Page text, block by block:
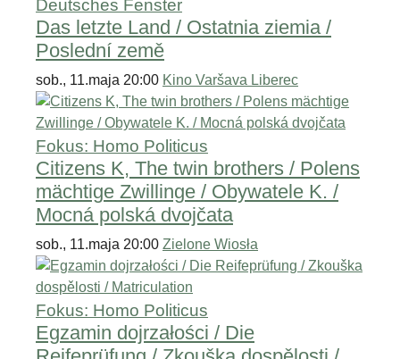
Deutsches Fenster
Das letzte Land / Ostatnia ziemia /
Poslední země
sob., 11.maja 20:00 Kino Varšava Liberec
Fokus: Homo Politicus
Citizens K, The twin brothers / Polens
mächtige Zwillinge / Obywatele K. /
Mocná polská dvojčata
sob., 11.maja 20:00 Zielone Wiosła
Fokus: Homo Politicus
Egzamin dojrzałości / Die